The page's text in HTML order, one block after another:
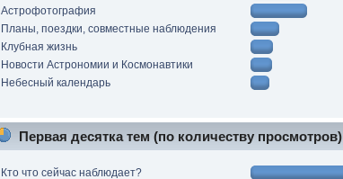
Астрофотография
Планы, поездки, совместные наблюдения
Клубная жизнь
Новости Астрономии и Космонавтики
Небесный календарь
Первая десятка тем (по количеству просмотров)
Кто что сейчас наблюдает?